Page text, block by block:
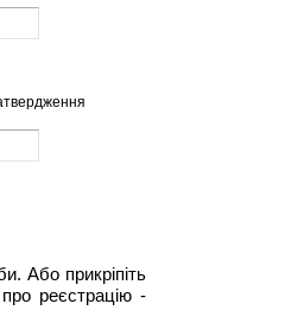
Або прикріпіть
реєстрацію -